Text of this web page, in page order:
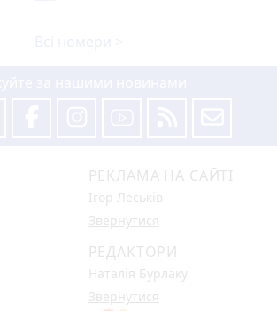
РЕКЛАМА НА САЙТІ
Ігор Леськів
Звернутися
РЕДАКТОРИ
Наталія Бурлаку
Звернутися